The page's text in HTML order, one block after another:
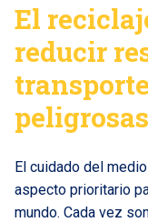
El
reducir
peligrosas
El cuidado del
aspecto prioritario
mundo. Cada vez